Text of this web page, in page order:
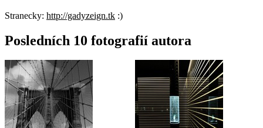
Stranecky: http://gadyzeign.tk :)
Posledních 10 fotografií autora